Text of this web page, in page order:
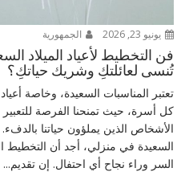
يونيو 23, 2026 الجمهورية
فن التخطيط لأعياد الميلاد
تُنسى لعائلتكِ وشريك حياتكِ؟
تعتبر المناسبات السعيدة، وخاصة
كل أسرة، حيث تمنحنا الفرصة
الأشخاص الذين يملؤون حياتنا
السعيدة في منزلي، أجد أن التخطيط
السر وراء نجاح أي احتفال. إن تقديم...